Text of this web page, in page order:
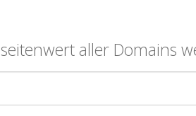
aller Domains